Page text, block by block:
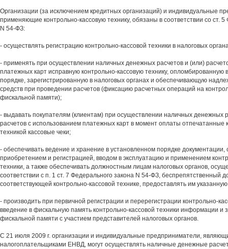
Организации (за исключением кредитных организаций) и индивидуальные
применяющие контрольно-кассовую технику, обязаны в соответствии со ст. 5
N 54-ФЗ:
- осуществлять регистрацию контрольно-кассовой техники в налоговых
- применять при осуществлении наличных денежных расчетов и (или)
платежных карт исправную контрольно-кассовую технику, опломбированную
порядке, зарегистрированную в налоговых органах и обеспечивающую
средств при проведении расчетов (фиксацию расчетных операций на
фискальной памяти);
- выдавать покупателям (клиентам) при осуществлении наличных денежных
расчетов с использованием платежных карт в момент оплаты отпечатанные
техникой кассовые чеки;
- обеспечивать ведение и хранение в установленном порядке документации,
приобретением и регистрацией, вводом в эксплуатацию и применением
техники, а также обеспечивать должностным лицам налоговых органов,
соответствии с п. 1 ст. 7 Федерального закона N 54-ФЗ, беспрепятственный
соответствующей контрольно-кассовой технике, предоставлять им
- производить при первичной регистрации и перерегистрации контрольно-
введение в фискальную память контрольно-кассовой техники информации и
фискальной памяти с участием представителей налоговых органов.
С 21 июля 2009 г. организации и индивидуальные предприниматели,
налогоплательщиками ЕНВД, могут осуществлять наличные денежные